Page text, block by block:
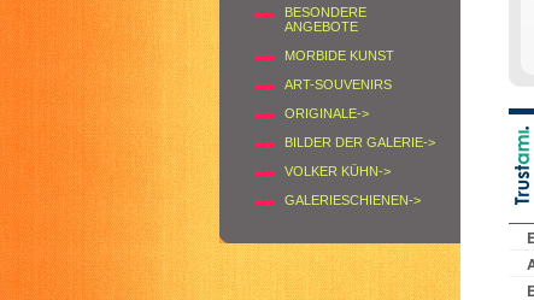
BESONDERE
ANGEBOTE
MORBIDE KUNST
ART-SOUVENIRS
ORIGINALE->
BILDER DER GALERIE->
VOLKER KÜHN->
GALERIESCHIENEN->